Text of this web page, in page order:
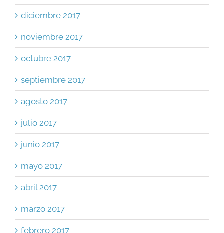
diciembre 2017
noviembre 2017
octubre 2017
septiembre 2017
agosto 2017
julio 2017
junio 2017
mayo 2017
abril 2017
marzo 2017
febrero 2017